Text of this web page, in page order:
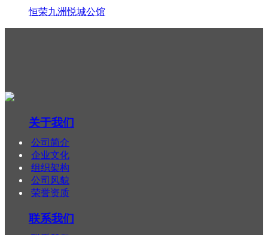
恒荣九洲悦城公馆
关于我们
公司简介
企业文化
组织架构
公司风貌
荣誉资质
联系我们